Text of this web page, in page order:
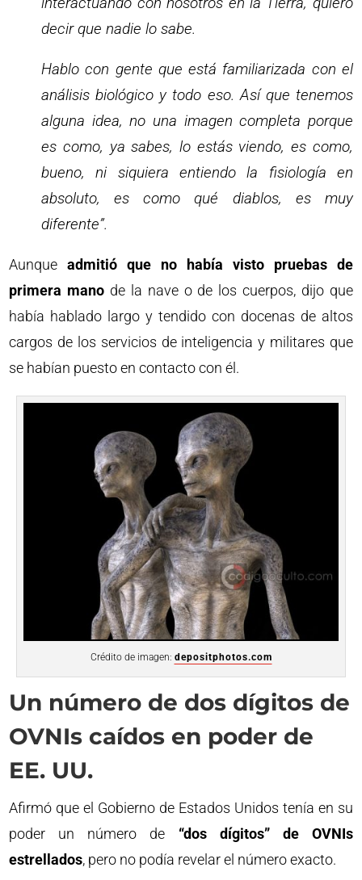
interactuando con nosotros en la Tierra, quiero
decir que nadie lo sabe.
Hablo con gente que está familiarizada con el
análisis biológico y todo eso. Así que tenemos
alguna idea, no una imagen completa porque
es como, ya sabes, lo estás viendo, es como,
bueno, ni siquiera entiendo la fisiología en
absoluto, es como qué diablos, es muy
diferente”.
Aunqueadmitió que no había visto pruebas de
primera mano de la nave o de los cuerpos, dijo que
había hablado largo y tendido con docenas de altos
cargos de los servicios de inteligencia y militares que
se habían puesto en contacto con él.
Crédito de imagen: depositphotos.com
Un número de dos dígitos de
OVNIs caídos en poder de
EE. UU.
Afirmó que el Gobierno de Estados Unidos tenía en su
poder un número de “dos dígitos” de OVNIs
estrellados, pero no podía revelar el número exacto.